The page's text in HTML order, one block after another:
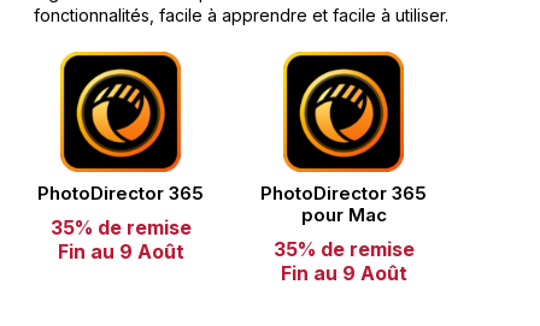
fonctionnalités, facile à apprendre et facile à utiliser.
PhotoDirector 365
35% de remise
Fin au 9 Août
PhotoDirector 365
pour Mac
35% de remise
Fin au 9 Août